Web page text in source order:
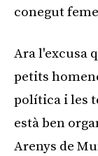
conegut
Ara l'excusa
petits
política i les
està ben
Arenys de